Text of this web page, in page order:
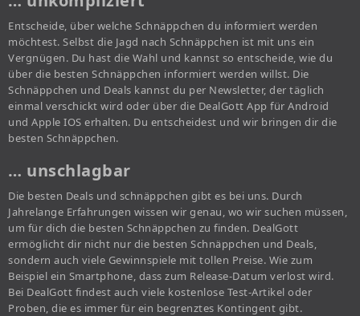
Entscheide, über welche Schnäppchen du informiert werden
möchtest. Selbst die Jagd nach Schnäppchen ist mit uns ein
Vergnügen. Du hast die Wahl und kannst so entscheide, wie du
über die besten Schnäppchen informiert werden willst. Die
Schnäppchen und Deals kannst du per Newsletter, der täglich
einmal verschickt wird oder über die DealGott App für Android
und Apple IOS erhalten. Du entscheidest und wir bringen dir die
besten Schnäppchen.
… unschlagbar
Die besten Deals und schnäppchen gibt es bei uns. Durch
Jahrelange Erfahrungen wissen wir genau, wo wir suchen müssen,
um für dich die besten Schnäppchen zu finden. DealGott
ermöglicht dir nicht nur die besten Schnäppchen und Deals,
sondern auch viele Gewinnspiele mit tollen Preise. Wie zum
Beispiel ein Smartphone, dass zum Release-Datum verlost wird.
Bei DealGott findest auch viele kostenlose Test-Artikel oder
Proben, die es immer für ein begrenztes Kontingent gibt.